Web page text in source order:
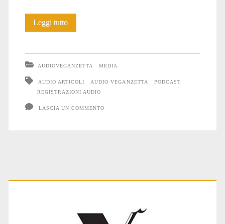
Leggi tuttoIl
(AudioVeganzetta)
AUDIOVEGANZETTA MEDIA
AUDIO ARTICOLI AUDIO VEGANZETTA
PODCAST
REGISTRAZIONI AUDIO
LASCIA UN COMMENTO
Primary